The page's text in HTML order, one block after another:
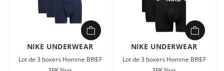
NIKE UNDERWEAR
Lot de 3 boxers Homme BRIEF
NIKE UNDERWEAR
Lot de 3 boxers Homme BRIEF